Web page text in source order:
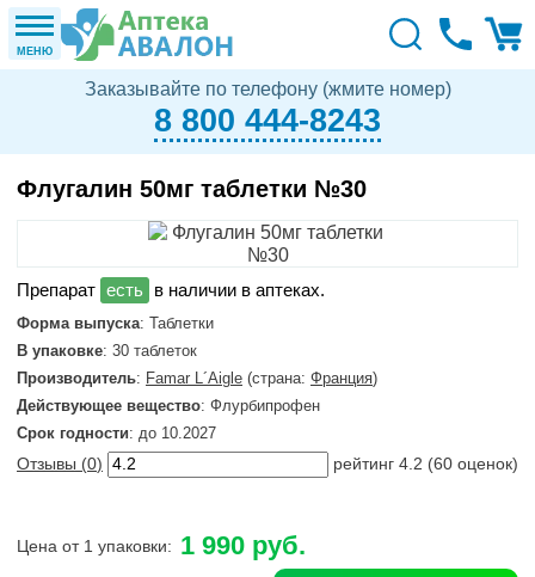
МЕНЮ
Заказывайте по телефону (жмите номер)
8 800 444-8243
Флугалин 50мг таблетки №30
в наличии в аптеках.
Форма выпуска: Таблетки
В упаковке: 30 таблеток
Производитель: Famar L´Aigle (страна: Франция)
Действующее вещество: Флурбипрофен
Срок годности: до 10.2027
Отзывы (0) рейтинг 4.2 (60 оценок)
Цена от 1 упаковки: 1 990 руб.